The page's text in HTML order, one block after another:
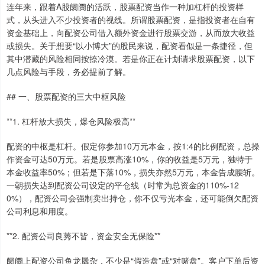
连年来，跟着A股阛阓的活跃，股票配资当作一种加杠杆的投资样
式，从头进入不少投资者的视线。所谓股票配资，是指投资者在自有
资金基础上，向配资公司借入额外资金进行股票交游，从而放大收益
或损失。关于想要“以小博大”的股民来说，配资看似是一条捷径，但
其中潜藏的风险相同按捺冷漠。若是你正在计划请求股票配资，以下
几点风险与手段，务必提前了解。
## 一、股票配资的三大中枢风险
**1. 杠杆放大损失，爆仓风险极高**
配资的中枢是杠杆。假定你参加10万元本金，按1:4的比例配资，总操
作资金可达50万元。若是股票高涨10%，你的收益是5万元，独特于
本金收益率50%；但若是下落10%，损失亦然5万元，本金告成腰斩。
一朝损失达到配资公司设定的平仓线（时常为总资金的110%-12
0%），配资公司会强制卖出持仓，你不仅亏光本金，还可能倒欠配资
公司利息和用度。
**2. 配资公司良莠不皆，资金安全无保险**
阛阓上配资公司鱼龙羼杂，不少是“假造盘”或“对赌盘”。客户下单后资